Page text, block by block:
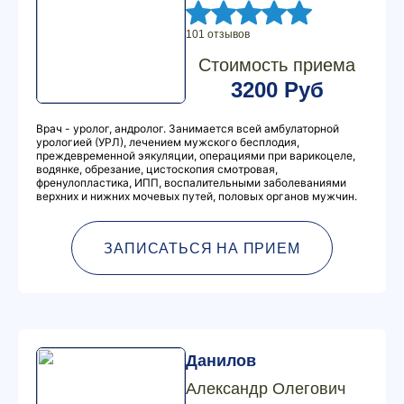
101 отзывов
Стоимость приема
3200 Руб
Врач - уролог, андролог. Занимается всей амбулаторной
урологией (УРЛ), лечением мужского бесплодия,
преждевременной эякуляции, операциями при варикоцеле,
водянке, обрезание, цистоскопия смотровая,
френулопластика, ИПП, воспалительными заболеваниями
верхних и нижних мочевых путей, половых органов мужчин.
ЗАПИСАТЬСЯ НА ПРИЕМ
Данилов
Александр Олегович